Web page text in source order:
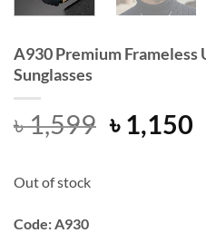
A930 Premium Frameless
Sunglasses
৳1,599 Original
price
৳ 1,150
Out of stock
Code: A930